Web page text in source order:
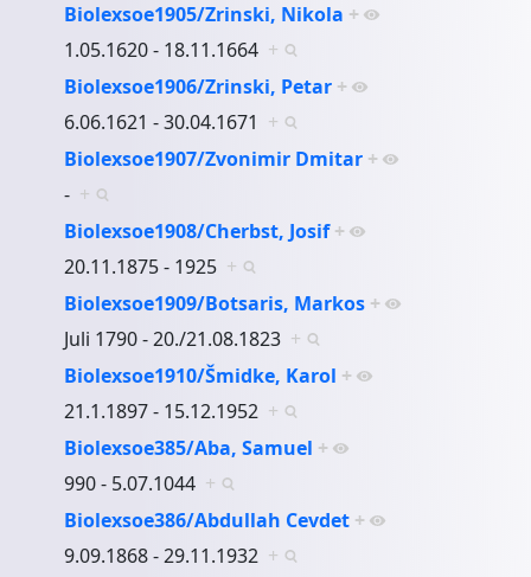
Biolexsoe1905/Zrinski, Nikola +
1.05.1620 - 18.11.1664 +
Biolexsoe1906/Zrinski, Petar +
6.06.1621 - 30.04.1671 +
Biolexsoe1907/Zvonimir Dmitar +
- +
Biolexsoe1908/Cherbst, Josif +
20.11.1875 - 1925 +
Biolexsoe1909/Botsaris, Markos +
Juli 1790 - 20./21.08.1823 +
Biolexsoe1910/Šmidke, Karol +
21.1.1897 - 15.12.1952 +
Biolexsoe385/Aba, Samuel +
990 - 5.07.1044 +
Biolexsoe386/Abdullah Cevdet +
9.09.1868 - 29.11.1932 +